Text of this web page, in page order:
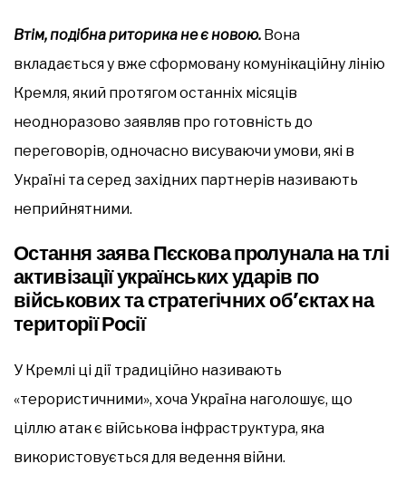
Втім, подібна риторика не є новою. Вона
вкладається у вже сформовану комунікаційну лінію
Кремля, який протягом останніх місяців
неодноразово заявляв про готовність до
переговорів, одночасно висуваючи умови, які в
Україні та серед західних партнерів називають
неприйнятними.
Остання заява Пєскова пролунала на тлі
активізації українських ударів по
військових та стратегічних об’єктах на
території Росії
У Кремлі ці дії традиційно називають
«терористичними», хоча Україна наголошує, що
ціллю атак є військова інфраструктура, яка
використовується для ведення війни.